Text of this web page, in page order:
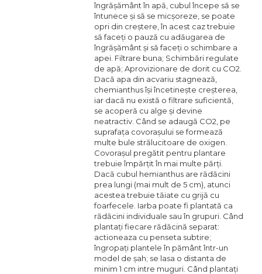
îngrășământ în apă, cubul începe să se
întunece și să se micșoreze, se poate
opri din creștere, în acest caz trebuie
să faceți o pauză cu adăugarea de
îngrășământ și să faceți o schimbare a
apei. Filtrare buna; Schimbări regulate
de apă; Aprovizionare de dorit cu CO2.
Dacă apa din acvariu stagnează,
chemianthus își încetinește creșterea,
iar dacă nu există o filtrare suficientă,
se acoperă cu alge și devine
neatractiv. Când se adaugă CO2, pe
suprafața covorașului se formează
multe bule strălucitoare de oxigen.
Covorașul pregătit pentru plantare
trebuie împărțit în mai multe părți.
Dacă cubul hemianthus are rădăcini
prea lungi (mai mult de 5 cm), atunci
acestea trebuie tăiate cu grijă cu
foarfecele. Iarba poate fi plantată ca
rădăcini individuale sau în grupuri. Când
plantați fiecare rădăcină separat:
actioneaza cu penseta subtire;
îngropați plantele în pământ într-un
model de șah; se lasa o distanta de
minim 1 cm intre muguri. Când plantați